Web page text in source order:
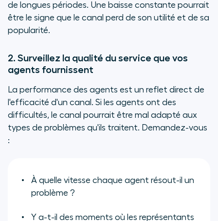
de longues périodes. Une baisse constante pourrait
être le signe que le canal perd de son utilité et de sa
popularité.
2. Surveillez la qualité du service que vos
agents fournissent
La performance des agents est un reflet direct de
l'efficacité d'un canal. Si les agents ont des
difficultés, le canal pourrait être mal adapté aux
types de problèmes qu'ils traitent. Demandez-vous
:
À quelle vitesse chaque agent résout-il un
problème ?
Y a-t-il des moments où les représentants